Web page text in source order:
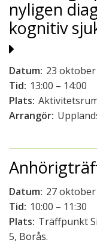
nyligen
kognitiv
Datum: 23 oktober
Tid: 13:00 – 14:00
Plats:
Arrangör:
Datum: 27 oktober
Tid: 10:00 – 11:30
Plats: Träffpunkt
5, Borås.